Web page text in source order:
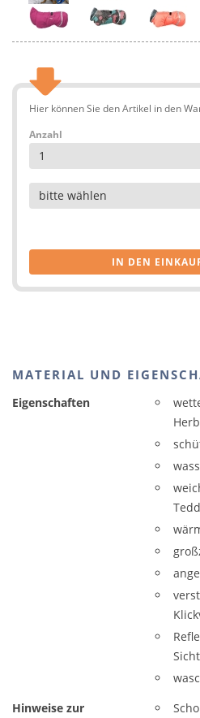
Hier können Sie den Artikel in den
Anzahl
1
Artikel
bitte wählen
IN DEN
MATERIAL UND
Eigenschaften
Hinweise zur